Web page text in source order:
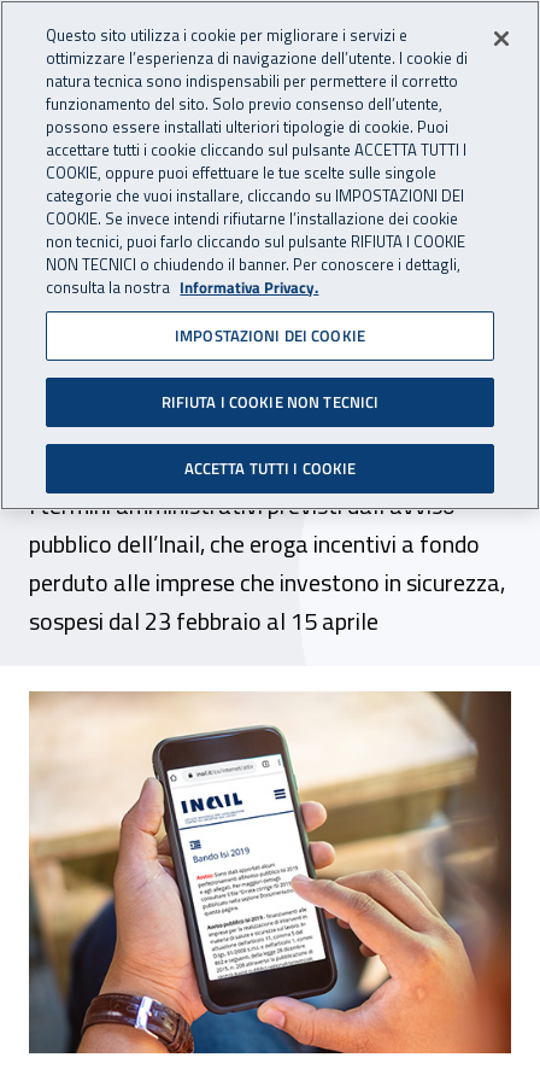
INAIL - Istituto Nazionale
Apri cerca
Navigazione principale
Navigazione - Ti trovi in:
Home Inail comunica News
30 marzo 2020
Emergenza Coronavirus,
disposte sospensioni e
proroghe per il bando Isi
I termini amministrativi previsti dall’avviso
pubblico dell’Inail, che eroga incentivi a fondo
perduto alle imprese che investono in sicurezza,
sospesi dal 23 febbraio al 15 aprile
Emergenza Coronavirus, disposte
Questo sito utilizza i cookie per migliorare i servizi e
ottimizzare l’esperienza di navigazione dell’utente. I cookie di
natura tecnica sono indispensabili per permettere il corretto
funzionamento del sito. Solo previo consenso dell’utente,
possono essere installati ulteriori tipologie di cookie. Puoi
accettare tutti i cookie cliccando sul pulsante ACCETTA TUTTI I
COOKIE, oppure puoi effettuare le tue scelte sulle singole
categorie che vuoi installare, cliccando su IMPOSTAZIONI DEI
COOKIE. Se invece intendi rifiutarne l’installazione dei cookie
non tecnici, puoi farlo cliccando sul pulsante RIFIUTA I COOKIE
NON TECNICI o chiudendo il banner. Per conoscere i dettagli,
consulta la nostra Informativa Privacy.
IMPOSTAZIONI DEI COOKIE
RIFIUTA I COOKIE NON TECNICI
ACCETTA TUTTI I COOKIE